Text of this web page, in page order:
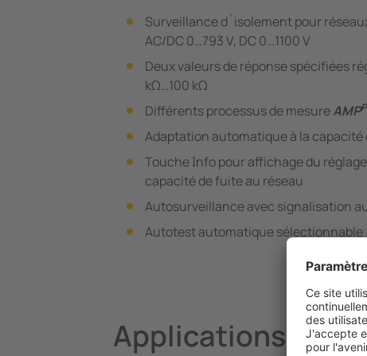
Surveillance d´isolement pour
AC/DC 0…793 V, DC 0…1100 V
Deux valeurs de réponse spécifiées
kΩ…100 kΩ
Différents processus de mesureAMP
Adaptation automatique à la capacité
Touche Info pour affichage du
capacité de fuite au réseau
Autosurveillance avec signalisation
Autotest automatique sélectionnable
Applications